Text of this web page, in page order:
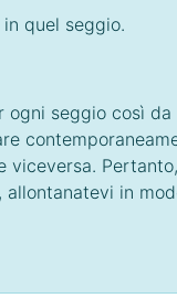
quel seggio.
ogni seggio così
viceversa.
in